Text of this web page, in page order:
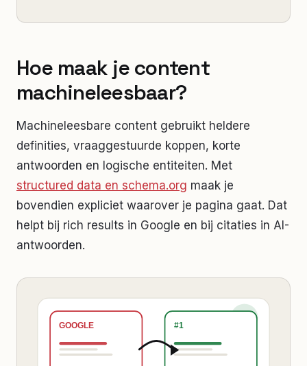
Hoe maak je content
machineleesbaar?
Machineleesbare content gebruikt heldere
definities, vraaggestuurde koppen, korte
antwoorden en logische entiteiten. Met
structured data en schema.org maak je
bovendien expliciet waarover je pagina gaat. Dat
helpt bij rich results in Google en bij citaties in AI-
antwoorden.